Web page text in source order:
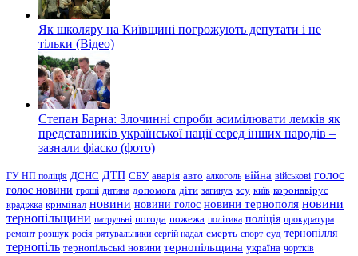
Як школяру на Київщині погрожують депутати і не
тільки (Відео)
Степан Барна: Злочинні спроби асимілювати лемків як
представників української нації серед інших народів –
зазнали фіаско (фото)
ГУ НП поліція ДСНС ДТП СБУ аварія авто алкоголь війна військові голос
голос новини гроші дитина допомога діти загинув зсу київ коронавірус
крадіжка кримінал новини новини голос новини тернополя новини
тернопільщини патрульні погода пожежа політика поліція прокуратура
ремонт розшук росія рятувальники сергій надал смерть спорт суд тернопілля
тернопіль тернопільські новини тернопільщина україна чортків